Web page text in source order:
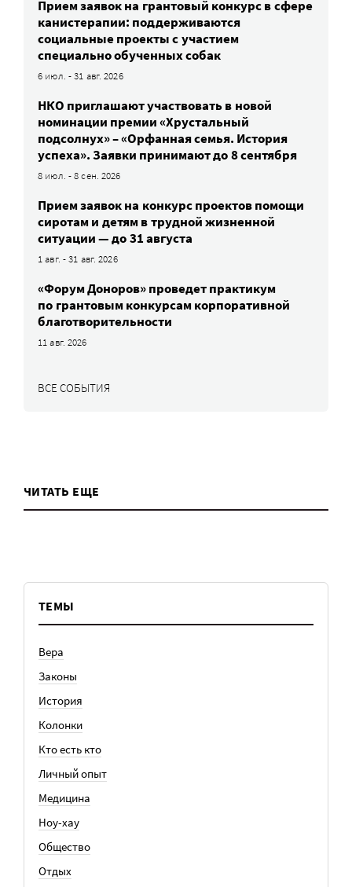
Прием заявок на грантовый конкурс в сфере
канистерапии: поддерживаются
социальные проекты с участием
специально обученных собак
6 июл. - 31 авг. 2026
НКО приглашают участвовать в новой
номинации премии «Хрустальный
подсолнух» – «Орфанная семья. История
успеха». Заявки принимают до 8 сентября
8 июл. - 8 сен. 2026
Прием заявок на конкурс проектов помощи
сиротам и детям в трудной жизненной
ситуации — до 31 августа
1 авг. - 31 авг. 2026
«Форум Доноров» проведет практикум
по грантовым конкурсам корпоративной
благотворительности
11 авг. 2026
ВСЕ СОБЫТИЯ
ЧИТАТЬ ЕЩЕ
ТЕМЫ
Вера
Законы
История
Колонки
Кто есть кто
Личный опыт
Медицина
Ноу-хау
Общество
Отдых